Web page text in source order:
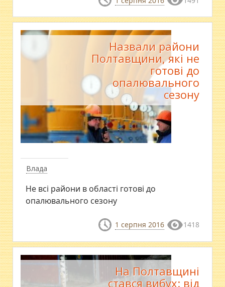
Влада
Назвали райони
Полтавщини, які не
готові до
опалювального
сезону
Не всі райони в області готові до
опалювального сезону
1 серпня 2016 1418
На Полтавщині
стався вибух: від